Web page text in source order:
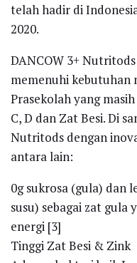
telah hadir di
2020.
DANCOW 3+
memenuhi kebutuhan
Prasekolah yang
C, D dan Zat Besi. Di
Nutritods dengan
antara lain:
0g sukrosa (gula) dan
susu) sebagai zat gula
energi [3]
Tinggi Zat Besi & Zink